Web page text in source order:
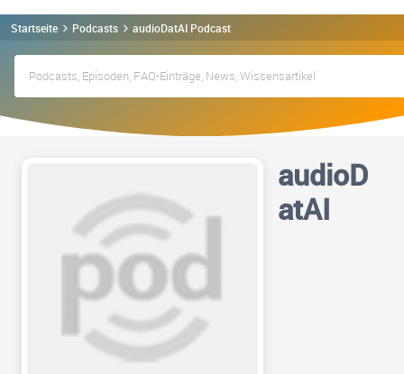
Startseite Podcasts audioDatAI Podcast
audioD
atAI